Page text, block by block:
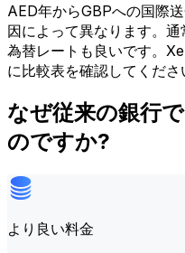
AED年からGBPへの国際
因によって異なります。通
為替レートも良いです。
に比較表を確認してくださ
なぜ従来の銀行
のですか?
より良い料金